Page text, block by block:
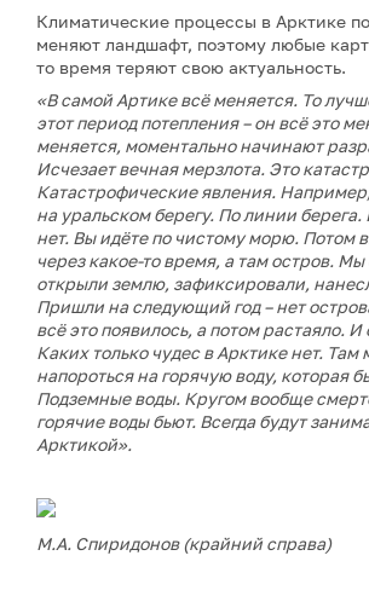
Климатические процессы в Арктике
меняют ландшафт, поэтому любые
то время теряют свою актуальность.
«В самой Артике всё меняется. То
этот период потепления – он всё это
меняется, моментально начинают
Исчезает вечная мерзлота. Это
Катастрофические явления.
на уральском берегу. По линии берега.
нет. Вы идёте по чистому морю. Потом
через какое-то время, а там остров.
открыли землю, зафиксировали,
Пришли на следующий год – нет
всё это появилось, а потом растаяло. И
Каких только чудес в Арктике нет. Там
напороться на горячую воду, которая
Подземные воды. Кругом вообще
горячие воды бьют. Всегда будут
Арктикой».
М.А. Спиридонов (крайний справа)